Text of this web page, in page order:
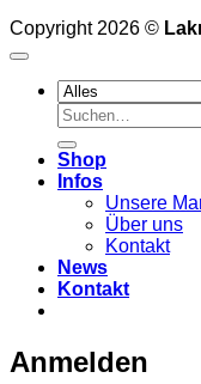
Copyright 2026 ©
Suchen
nach:
Shop
Infos
Unsere
Über uns
Kontakt
News
Kontakt
Anmelden